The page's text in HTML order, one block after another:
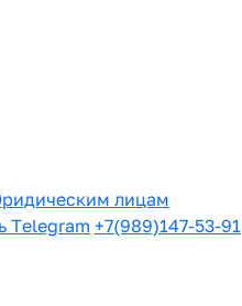
лицам
Telegram +7(989)147-53-91